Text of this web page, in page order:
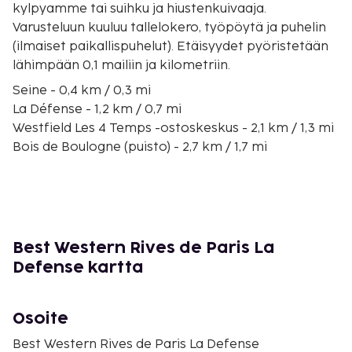
kylpyamme tai suihku ja hiustenkuivaaja.
Varusteluun kuuluu tallelokero, työpöytä ja puhelin
(ilmaiset paikallispuhelut). Etäisyydet pyöristetään
lähimpään 0,1 mailiin ja kilometriin.
Seine - 0,4 km / 0,3 mi
La Défense - 1,2 km / 0,7 mi
Westfield Les 4 Temps -ostoskeskus - 2,1 km / 1,3 mi
Bois de Boulogne (puisto) - 2,7 km / 1,7 mi
Rue du Faubourg Saint-Honore - 3,9 km / 2,4 mi
Champs-Élysées - 4,1 km / 2,5 mi
Parc Monceau (puisto) - 4,5 km / 2,8 mi
Boulevard Haussmann (bulevardi) - 4,6 km / 2,9 mi
Best Western Rives de Paris La
Defense kartta
Osoite
Best Western Rives de Paris La Defense